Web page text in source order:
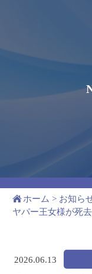
ホーム > お知ら
ヤパー王女様が死
2026.06.13